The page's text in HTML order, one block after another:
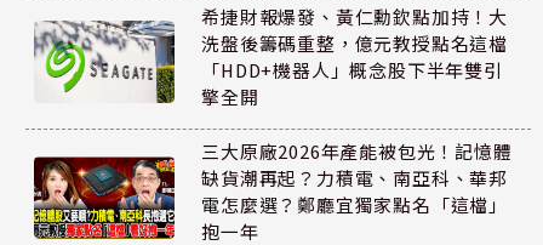
希捷財報爆發、黃仁勳欽點加持！大
洗盤後籌碼重整，億元教授點名這檔
「HDD+機器人」概念股下半年雙引
擎全開
三大原廠2026年產能被包光！記憶體
缺貨潮再起？力積電、南亞科、華邦
電怎麼選？鄭廳宜獨家點名「這檔」
抱一年